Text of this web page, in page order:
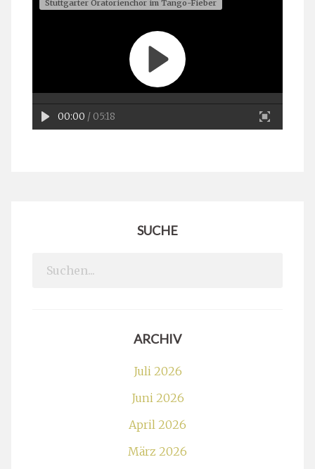
00:00 / 05:18
Stuttgarter Oratorienchor im Tango-Fieber
SUCHE
Search
ARCHIV
Juli 2026
Juni 2026
April 2026
März 2026